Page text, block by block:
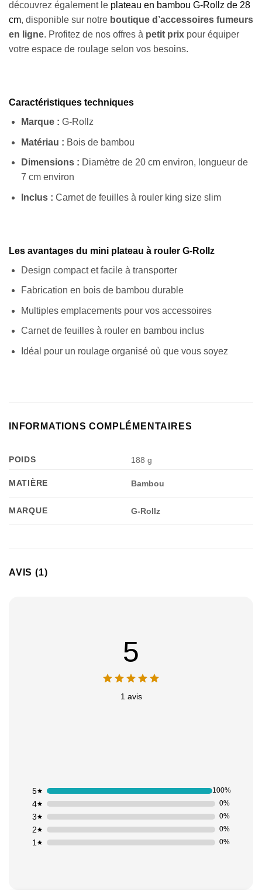
découvrez également le plateau en bambou G-Rollz de 28
cm, disponible sur notre boutique d’accessoires fumeurs
en ligne. Profitez de nos offres à petit prix pour équiper
votre espace de roulage selon vos besoins.
Caractéristiques techniques
Marque : G-Rollz
Matériau : Bois de bambou
Dimensions : Diamètre de 20 cm environ, longueur de
7 cm environ
Inclus : Carnet de feuilles à rouler king size slim
Les avantages du mini plateau à rouler G-Rollz
Design compact et facile à transporter
Fabrication en bois de bambou durable
Multiples emplacements pour vos accessoires
Carnet de feuilles à rouler en bambou inclus
Idéal pour un roulage organisé où que vous soyez
INFORMATIONS COMPLÉMENTAIRES
POIDS 188 g
MATIÈRE Bambou
MARQUE G-Rollz
AVIS (1)
5
1 avis
1 0%
2 0%
3 0%
4 0%
5 100%
Appliquer les filtres